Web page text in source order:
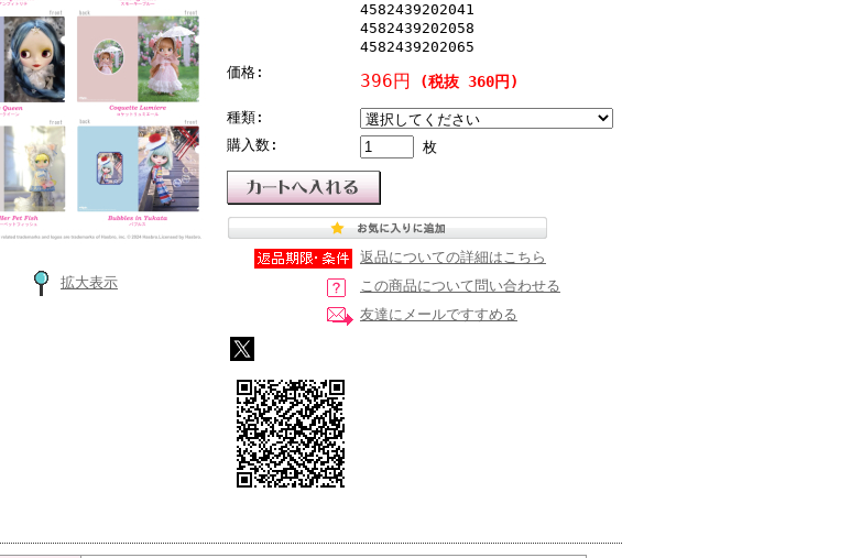
拡大表示
4582439202041
4582439202058
4582439202065
価格:
396円 (税抜 360円)
種類:
購入数:
枚
返品についての詳細はこちら
この商品について問い合わせる
友達にメールですすめる